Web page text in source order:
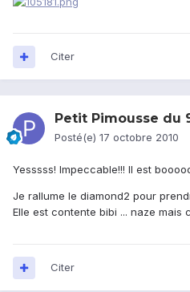
Citer
Petit Pimousse du
Posté(e) 17 octobre 2010
Yesssss! Impeccable!!! Il est
Je rallume le diamond2 pour
Elle est contente bibi ... naze mais
Citer